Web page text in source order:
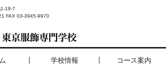
19-7
FAX 03-3945-9970
学校情報 コース案内